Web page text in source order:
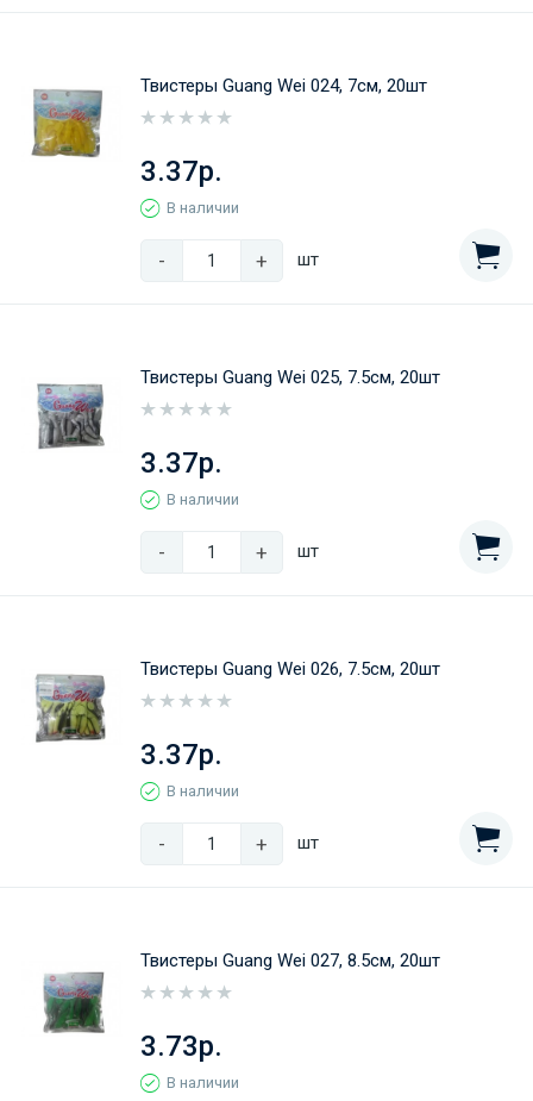
Твистеры Guang Wei 024, 7см, 20шт
3.37р.
В наличии
- + шт
Твистеры Guang Wei 025, 7.5см, 20шт
3.37р.
В наличии
- + шт
Твистеры Guang Wei 026, 7.5см, 20шт
3.37р.
В наличии
- + шт
Твистеры Guang Wei 027, 8.5см, 20шт
3.73р.
В наличии